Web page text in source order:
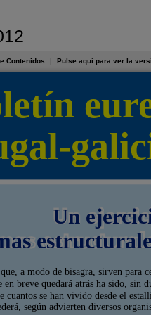
Contenidos | Pulse aquí para ver la
Un
a modo de bisagra, sirven para
breve quedará atrás ha sido, sin
se han vivido desde el
según advierten diversos